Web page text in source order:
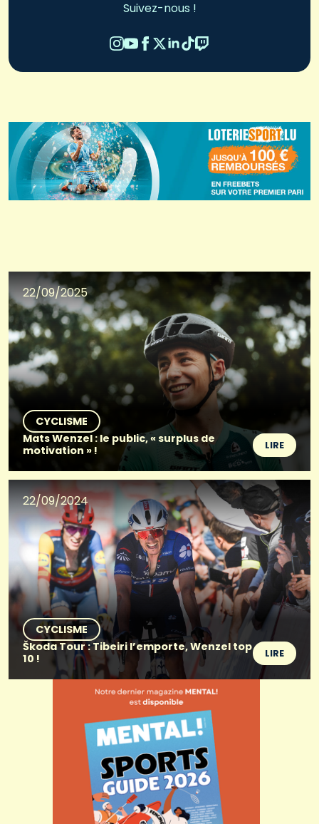
Suivez-nous !
22/09/2025
CYCLISME
Mats Wenzel : le public, « surplus de
motivation » !
LIRE
22/09/2024
CYCLISME
Škoda Tour : Tibeiri l’emporte, Wenzel top
10 !
LIRE